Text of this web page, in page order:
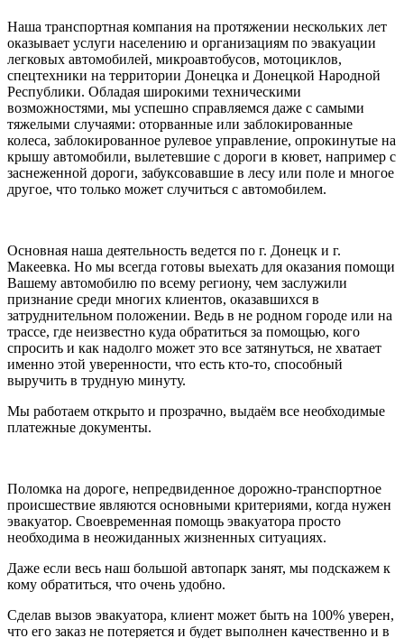
Наша транспортная компания на протяжении нескольких лет
оказывает услуги населению и организациям по эвакуации
легковых автомобилей, микроавтобусов, мотоциклов,
спецтехники на территории Донецка и Донецкой Народной
Республики. Обладая широкими техническими
возможностями, мы успешно справляемся даже с самыми
тяжелыми случаями: оторванные или заблокированные
колеса, заблокированное рулевое управление, опрокинутые на
крышу автомобили, вылетевшие с дороги в кювет, например с
заснеженной дороги, забуксовавшие в лесу или поле и многое
другое, что только может случиться с автомобилем.
Основная наша деятельность ведется по г. Донецк и г.
Макеевка. Но мы всегда готовы выехать для оказания помощи
Вашему автомобилю по всему региону, чем заслужили
признание среди многих клиентов, оказавшихся в
затруднительном положении. Ведь в не родном городе или на
трассе, где неизвестно куда обратиться за помощью, кого
спросить и как надолго может это все затянуться, не хватает
именно этой уверенности, что есть кто-то, способный
выручить в трудную минуту.
Мы работаем открыто и прозрачно, выдаём все необходимые
платежные документы.
Поломка на дороге, непредвиденное дорожно-транспортное
происшествие являются основными критериями, когда нужен
эвакуатор. Своевременная помощь эвакуатора просто
необходима в неожиданных жизненных ситуациях.
Даже если весь наш большой автопарк занят, мы подскажем к
кому обратиться, что очень удобно.
Сделав вызов эвакуатора, клиент может быть на 100% уверен,
что его заказ не потеряется и будет выполнен качественно и в